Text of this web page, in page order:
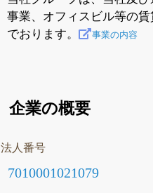
登録すると永久
事業、オフィスビル等の
でおります。
事業の内容
企業の概要
法人番号
7010001021079